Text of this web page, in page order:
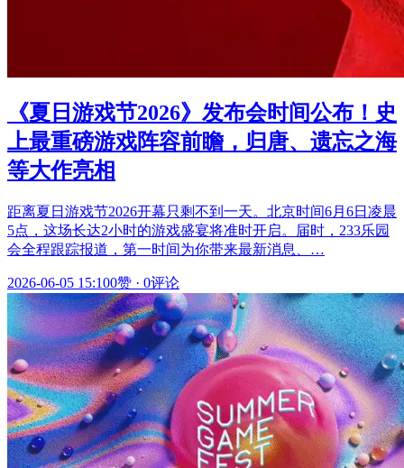
《夏日游戏节2026》发布会时间公布！史
上最重磅游戏阵容前瞻，归唐、遗忘之海
等大作亮相
距离夏日游戏节2026开幕只剩不到一天。北京时间6月6日凌晨
5点，这场长达2小时的游戏盛宴将准时开启。届时，233乐园
会全程跟踪报道，第一时间为你带来最新消息、…
2026-06-05 15:100赞 · 0评论